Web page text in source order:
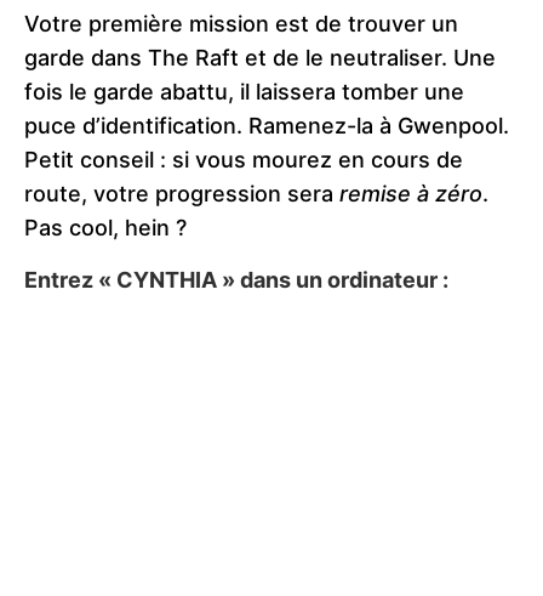
Votre première mission est de trouver un
garde dans The Raft et de le neutraliser. Une
fois le garde abattu, il laissera tomber une
puce d’identification. Ramenez-la à Gwenpool.
Petit conseil : si vous mourez en cours de
route, votre progression sera remise à zéro.
Pas cool, hein ?
Entrez « CYNTHIA » dans un ordinateur :